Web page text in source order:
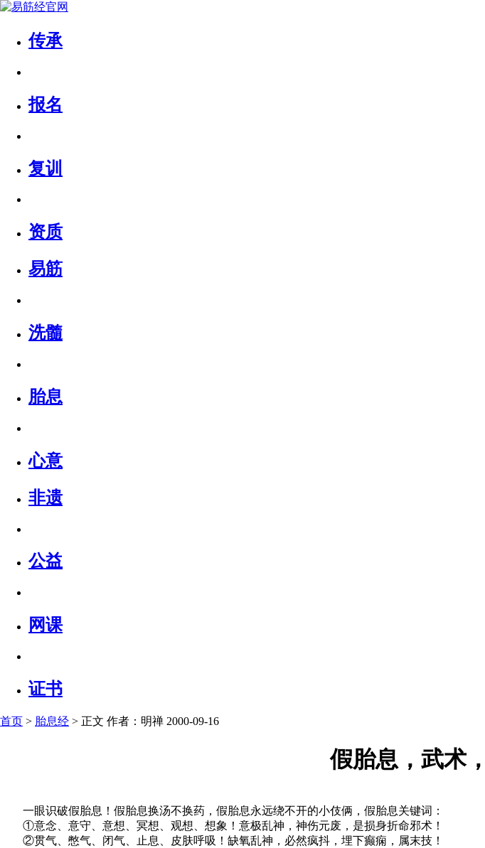
传承
报名
复训
资质
易筋
洗髓
胎息
心意
非遗
公益
网课
证书
首页 > 胎息经 > 正文 作者：明禅 2000-09-16
假胎息，武术
一眼识破假胎息！假胎息换汤不换药，假胎息永远绕不开的小伎俩，假胎息关键词：
①意念、意守、意想、冥想、观想、想象！意极乱神，神伤元废，是损身折命邪术！
②贯气、憋气、闭气、止息、皮肤呼吸！缺氧乱神，必然疯抖，埋下癫痫，属末技！